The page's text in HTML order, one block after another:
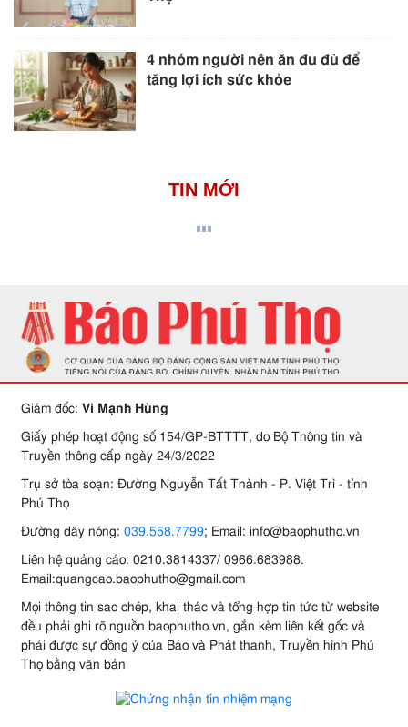
4 nhóm người nên ăn đu đủ để
tăng lợi ích sức khỏe
TIN MỚI
Giám đốc: Vi Mạnh Hùng
Giấy phép hoạt động số 154/GP-BTTTT, do Bộ Thông tin và
Truyền thông cấp ngày 24/3/2022
Trụ sở tòa soạn: Đường Nguyễn Tất Thành - P. Việt Trì - tỉnh
Phú Thọ
Đường dây nóng: 039.558.7799; Email: info@baophutho.vn
Liên hệ quảng cáo: 0210.3814337/ 0966.683988.
Email:quangcao.baophutho@gmail.com
Mọi thông tin sao chép, khai thác và tổng hợp tin tức từ website
đều phải ghi rõ nguồn baophutho.vn, gắn kèm liên kết gốc và
phải được sự đồng ý của Báo và Phát thanh, Truyền hình Phú
Thọ bằng văn bản